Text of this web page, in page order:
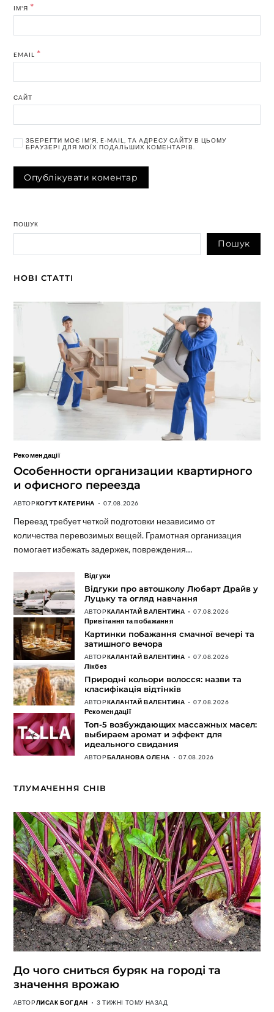
ІМ'Я *
EMAIL *
САЙТ
ЗБЕРЕГТИ МОЄ ІМ'Я, E-MAIL, ТА АДРЕСУ САЙТУ В ЦЬОМУ
БРАУЗЕРІ ДЛЯ МОЇХ ПОДАЛЬШИХ КОМЕНТАРІВ.
ПОШУК
Пошук
НОВІ СТАТТІ
Рекомендації
Особенности организации квартирного
и офисного переезда
АВТОРКОГУТ КАТЕРИНА 07.08.2026
Переезд требует четкой подготовки независимо от
количества перевозимых вещей. Грамотная организация
помогает избежать задержек, повреждения…
Відгуки
Відгуки про автошколу Любарт Драйв у
Луцьку та огляд навчання
АВТОРКАЛАНТАЙ ВАЛЕНТИНА 07.08.2026
Привітання та побажання
Картинки побажання смачної вечері та
затишного вечора
АВТОРКАЛАНТАЙ ВАЛЕНТИНА 07.08.2026
Лікбез
Природні кольори волосся: назви та
класифікація відтінків
АВТОРКАЛАНТАЙ ВАЛЕНТИНА 07.08.2026
Рекомендації
Топ-5 возбуждающих массажных масел:
выбираем аромат и эффект для
идеального свидания
АВТОРБАЛАНОВА ОЛЕНА 07.08.2026
ТЛУМАЧЕННЯ СНІВ
До чого сниться буряк на городі та
значення врожаю
АВТОРЛИСАК БОГДАН 3 ТИЖНІ ТОМУ НАЗАД